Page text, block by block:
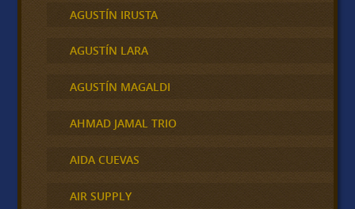
AGUSTÍN IRUSTA
AGUSTÍN LARA
AGUSTÍN MAGALDI
AHMAD JAMAL TRIO
AIDA CUEVAS
AIR SUPPLY